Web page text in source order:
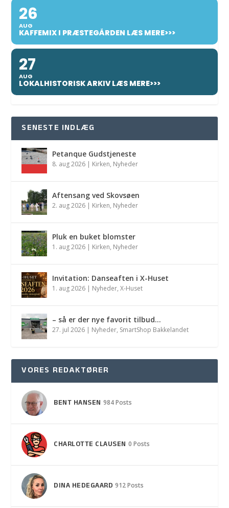
26
AUG
KAFFEMIX I PRÆSTEGÅRDEN LÆS MERE>>>
27
AUG
LOKALHISTORISK ARKIV LÆS MERE>>>
SENESTE INDLÆG
Petanque Gudstjeneste
8. aug 2026 | Kirken, Nyheder
Aftensang ved Skovsøen
2. aug 2026 | Kirken, Nyheder
Pluk en buket blomster
1. aug 2026 | Kirken, Nyheder
Invitation: Danseaften i X-Huset
1. aug 2026 | Nyheder,X-Huset
– så er der nye favorit tilbud…
27. jul 2026 | Nyheder, SmartShop Bakkelandet
VORES REDAKTØRER
BENT HANSEN 984 Posts
CHARLOTTE CLAUSEN 0 Posts
DINA HEDEGAARD 912 Posts